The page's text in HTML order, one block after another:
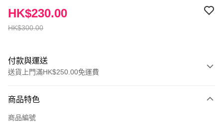
HK$300.00
HK$230.00
付款與運送
送貨上門滿HK$250.00免運費
信用卡
商品特色
商品編號